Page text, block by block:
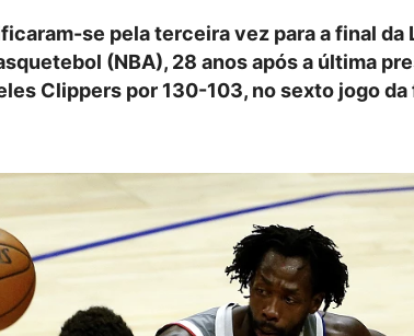
se pela terceira vez para a final da
(NBA), 28 anos após a última
Clippers por 130-103, no sexto jogo da